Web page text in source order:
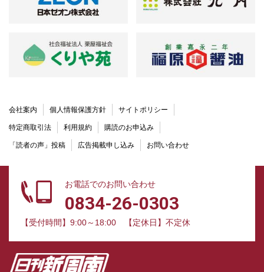
会社案内 個人情報保護方針 サイトポリシー
特定商取引法 利用規約 購読のお申込み
「読者の声」投稿 広告掲載申し込み お問い合わせ
お電話でのお問い合わせ
0834-26-0303
【受付時間】9:00～18:00 【定休日】不定休